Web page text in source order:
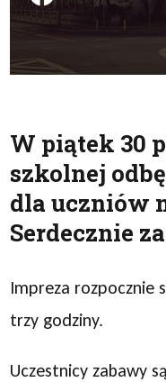
W piątek 30
szkolnej
dla uczniów
Serdecznie
Impreza rozpocznie
trzy godziny.
Uczestnicy zabawy